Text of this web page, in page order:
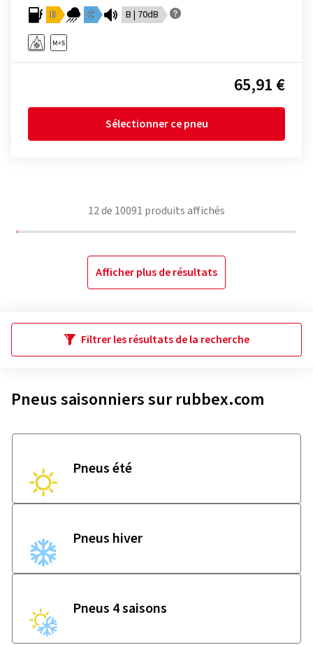
D C B | 70dB
65,91 €
Sélectionner ce pneu
12de 10091 produits affichés
Afficher plus de résultats
Filtrer les résultats de la recherche
Pneus saisonniers sur rubbex.com
Pneus été
Pneus hiver
Pneus 4 saisons